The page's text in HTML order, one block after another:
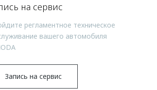
на сервис
регламентное техническое
вашего автомобиля
Запись на сервис